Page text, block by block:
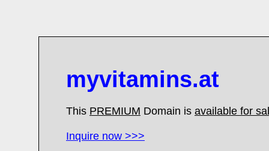
myvitamins.at
This PREMIUM Domain is available for
Inquire now >>>